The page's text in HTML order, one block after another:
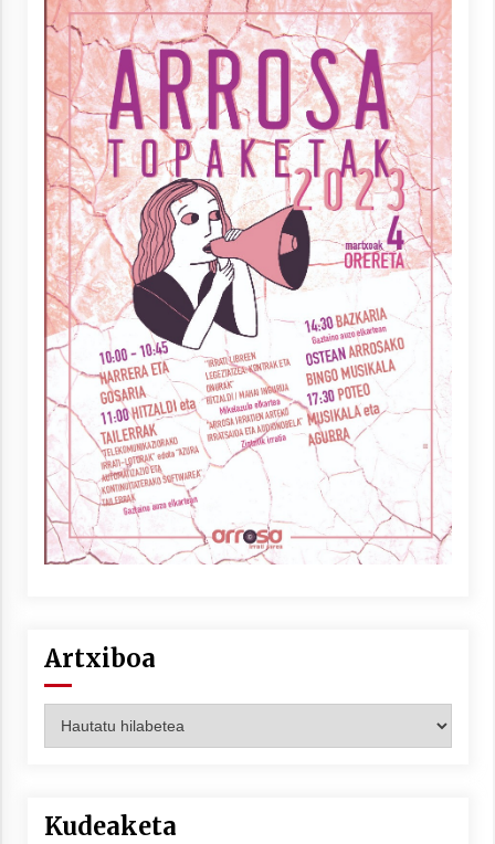
Artxiboa
Kudeaketa